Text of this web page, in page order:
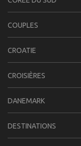
COUPLES
CROATIE
CROISIÈRES
DANEMARK
DESTINATIONS